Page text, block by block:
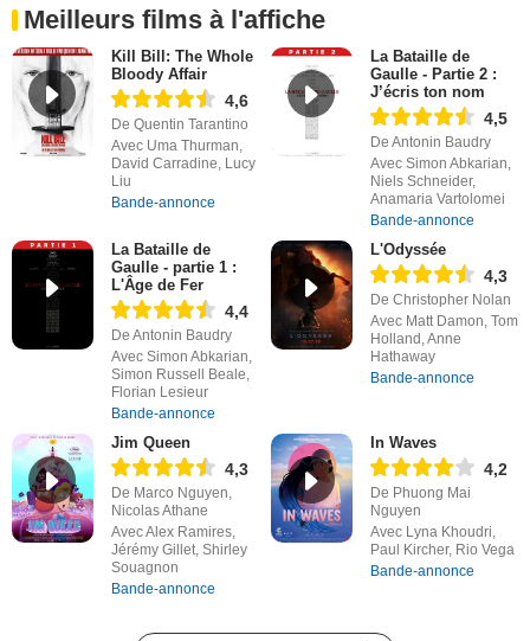
Meilleurs films à l'affiche
Kill Bill: The Whole
Bloody Affair
4,6
De Quentin Tarantino
Avec Uma Thurman,
David Carradine, Lucy
Liu
Bande-annonce
La Bataille de
Gaulle - Partie 2 :
J’écris ton nom
4,5
De Antonin Baudry
Avec Simon Abkarian,
Niels Schneider,
Anamaria Vartolomei
Bande-annonce
La Bataille de
Gaulle - partie 1 :
L'Âge de Fer
4,4
De Antonin Baudry
Avec Simon Abkarian,
Simon Russell Beale,
Florian Lesieur
Bande-annonce
L'Odyssée
4,3
De Christopher Nolan
Avec Matt Damon, Tom
Holland, Anne
Hathaway
Bande-annonce
Jim Queen
4,3
De Marco Nguyen,
Nicolas Athane
Avec Alex Ramires,
Jérémy Gillet, Shirley
Souagnon
Bande-annonce
In Waves
4,2
De Phuong Mai
Nguyen
Avec Lyna Khoudri,
Paul Kircher, Rio Vega
Bande-annonce